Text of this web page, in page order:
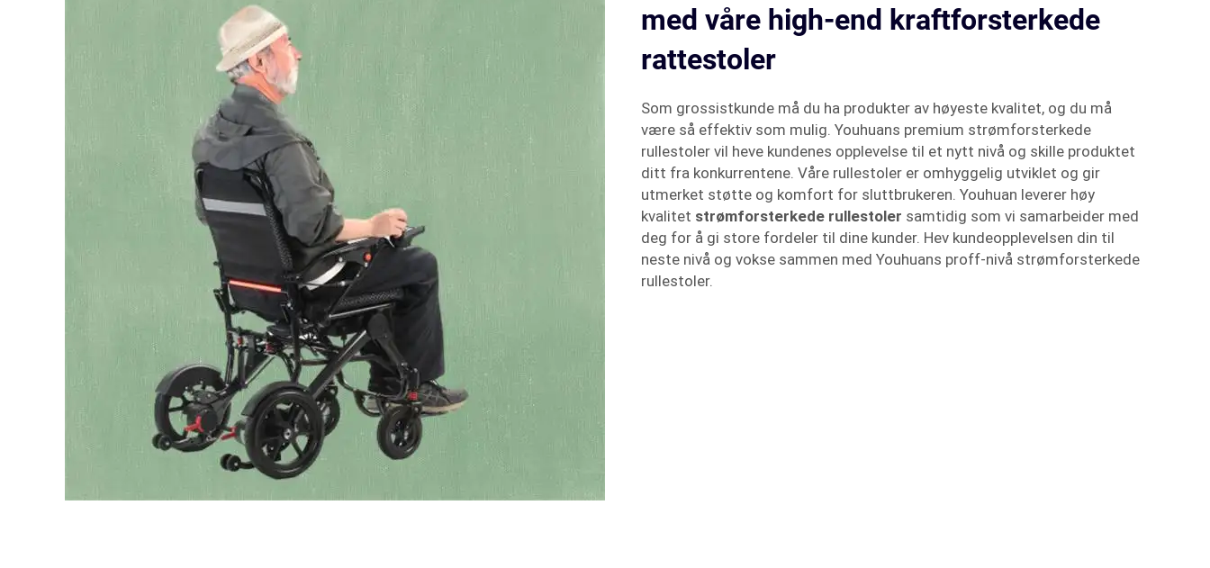
med våre high-end kraftforsterkede
rattestoler
Som grossistkunde må du ha produkter av høyeste kvalitet, og du må
være så effektiv som mulig. Youhuans premium strømforsterkede
rullestoler vil heve kundenes opplevelse til et nytt nivå og skille produktet
ditt fra konkurrentene. Våre rullestoler er omhyggelig utviklet og gir
utmerket støtte og komfort for sluttbrukeren. Youhuan leverer høy
kvalitet strømforsterkede rullestoler samtidig som vi samarbeider med
deg for å gi store fordeler til dine kunder. Hev kundeopplevelsen din til
neste nivå og vokse sammen med Youhuans proff-nivå strømforsterkede
rullestoler.